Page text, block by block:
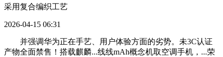
采用复合编织工艺
2026-04-15 06:31
并强调华为正在手艺、用户体验方面的劣势。未3C认证
产物全面禁售！搭载麒麟...线线mAh概念机取空调手机，...荣